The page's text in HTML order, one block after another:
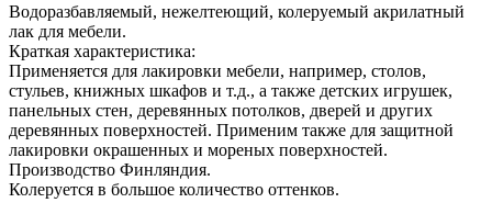
Водоразбавляемый, нежелтеющий, колеруемый акрилатный
лак для мебели.
Краткая характеристика:
Применяется для лакировки мебели, например, столов,
стульев, книжных шкафов и т.д., а также детских игрушек,
панельных стен, деревянных потолков, дверей и других
деревянных поверхностей. Применим также для защитной
лакировки окрашенных и мореных поверхностей.
Производство Финляндия.
Колеруется в большое количество оттенков.